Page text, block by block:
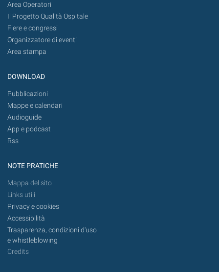
Area Operatori
Il Progetto Qualità Ospitale
Fiere e congressi
Organizzatore di eventi
Area stampa
DOWNLOAD
Pubblicazioni
Mappe e calendari
Audioguide
App e podcast
Rss
NOTE PRATICHE
Mappa del sito
Links utili
Privacy e cookies
Accessibilità
Trasparenza, condizioni d'uso
e whistleblowing
Credits